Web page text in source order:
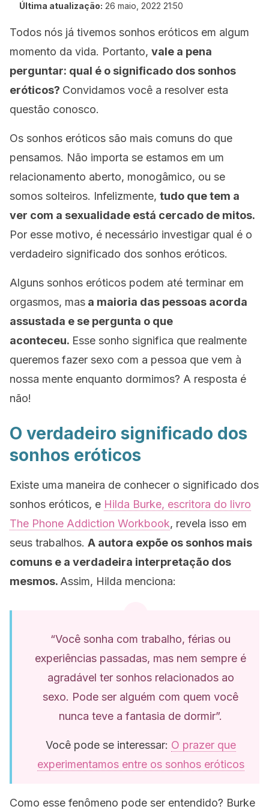
Última atualização: 26 maio, 2022 21:50
Todos nós já tivemos sonhos eróticos em algum
momento da vida. Portanto, vale a pena
perguntar: qual é o significado dos sonhos
eróticos? Convidamos você a resolver esta
questão conosco.
Os sonhos eróticos são mais comuns do que
pensamos. Não importa se estamos em um
relacionamento aberto, monogâmico, ou se
somos solteiros. Infelizmente, tudo que tem a
ver com a sexualidade está cercado de mitos.
Por esse motivo, é necessário investigar qual é o
verdadeiro significado dos sonhos eróticos.
Alguns sonhos eróticos podem até terminar em
orgasmos, mas a maioria das pessoas acorda
assustada e se pergunta o que
aconteceu. Esse sonho significa que realmente
queremos fazer sexo com a pessoa que vem à
nossa mente enquanto dormimos? A resposta é
não!
O verdadeiro significado dos
sonhos eróticos
Existe uma maneira de conhecer o significado dos
sonhos eróticos, e Hilda Burke, escritora do livro
The Phone Addiction Workbook, revela isso em
seus trabalhos. A autora expõe os sonhos mais
comuns e a verdadeira interpretação dos
mesmos. Assim, Hilda menciona:
“Você sonha com trabalho, férias ou
experiências passadas, mas nem sempre é
agradável ter sonhos relacionados ao
sexo. Pode ser alguém com quem você
nunca teve a fantasia de dormir”.
Você pode se interessar: O prazer que
experimentamos entre os sonhos eróticos
Como esse fenômeno pode ser entendido? Burke